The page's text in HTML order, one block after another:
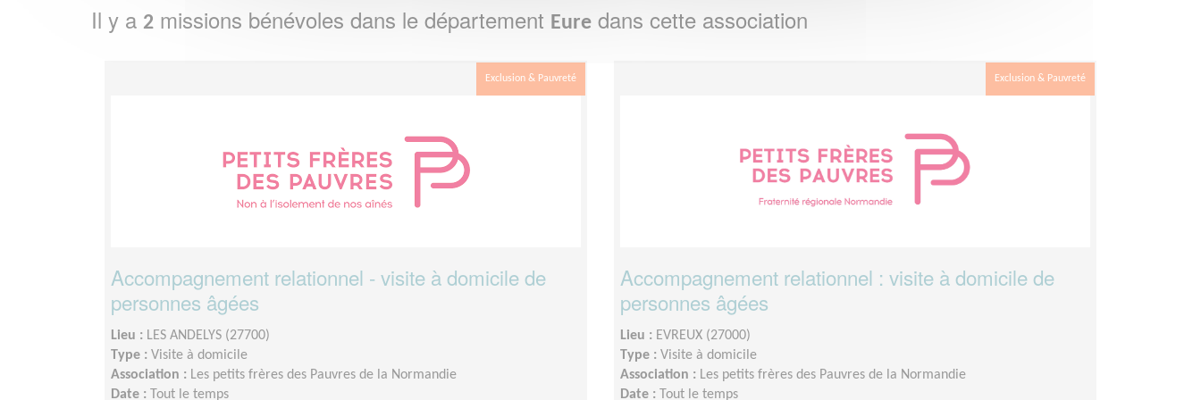
Il y a 2 missions bénévoles dans le département Eure dans cette association
Exclusion & Pauvreté
Accompagnement relationnel - visite à domicile de
personnes âgées
Lieu : LES ANDELYS (27700)
Type : Visite à domicile
Association : Les petits frères des Pauvres de la Normandie
Date :
Tout le temps
Exclusion & Pauvreté
Accompagnement relationnel : visite à domicile de
personnes âgées
Lieu : EVREUX (27000)
Type : Visite à domicile
Association : Les petits frères des Pauvres de la Normandie
Date :
Tout le temps